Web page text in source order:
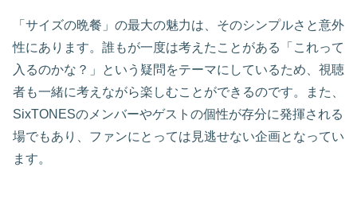
「サイズの晩餐」の最大の魅力は、そのシンプルさと意外
性にあります。誰もが一度は考えたことがある「これって
入るのかな？」という疑問をテーマにしているため、視聴
者も一緒に考えながら楽しむことができるのです。また、
SixTONESのメンバーやゲストの個性が存分に発揮される
場でもあり、ファンにとっては見逃せない企画となってい
ます。